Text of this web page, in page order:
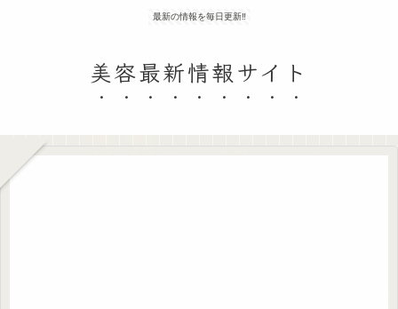
最新の情報を毎日更新‼
美容最新情報サイト